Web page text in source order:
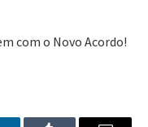
com o Novo Acordo!